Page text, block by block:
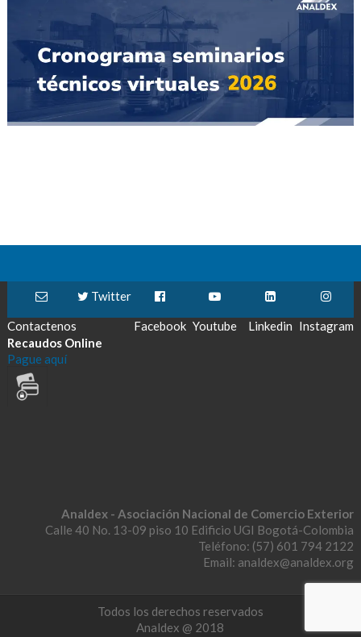
Contactenos
Twitter
Facebook Youtube Linkedin Instagram
Recaudos Online
Pague aquí
Analdex - Asociación Nacional de Comercio Exterior
Calle 40 No. 13-09 piso 10 Edificio UGI Bogotá-Colombia
Teléfono: (57) 601 794 2122
Email: analdex@analdex.org
Todos los derechos reservados
Analdex @ 2018